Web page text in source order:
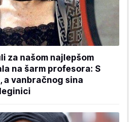
za našom najlepšom
na šarm profesora: S
a vanbračnog sina